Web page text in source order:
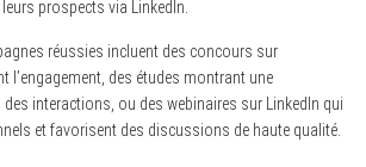
prospects via LinkedIn.
réussies incluent des concours sur
l’engagement, des études montrant une
interactions, ou des webinaires sur LinkedIn qui
et favorisent des discussions de haute qualité.